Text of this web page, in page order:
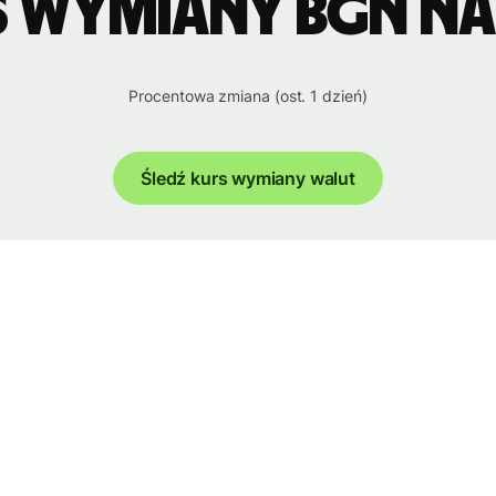
BGN na
Procentowa zmiana (ost. 1 dzień)
Śledź kurs wymiany walut